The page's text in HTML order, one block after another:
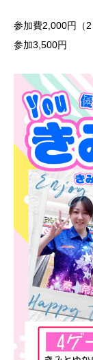
参加費2,000円
参加3,500円